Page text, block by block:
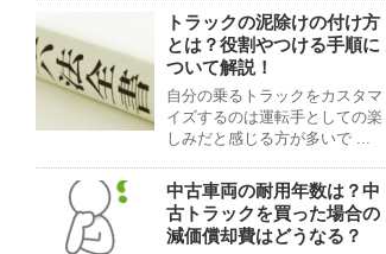
トラックの泥除けの付け方
とは？役割やつける手順に
ついて解説！
自分の乗るトラックをカスタマ
イズするのは運転手としての楽
しみだと感じる方が多いで ...
中古車両の耐用年数は？中
古トラックを買った場合の
減価償却費はどうなる？